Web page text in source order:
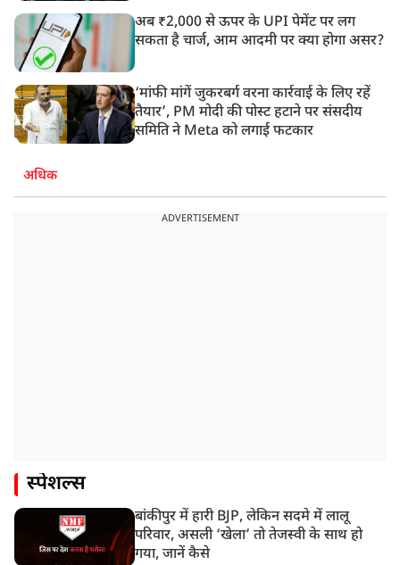
अब ₹2,000 से ऊपर के UPI पेमेंट पर लग
सकता है चार्ज, आम आदमी पर क्या होगा असर?
‘मांफी मांगें जुकरबर्ग वरना कार्रवाई के लिए रहें
तैयार’, PM मोदी की पोस्ट हटाने पर संसदीय
समिति ने Meta को लगाई फटकार
अधिक
ADVERTISEMENT
स्पेशल्स
बांकीपुर में हारी BJP, लेकिन सदमे में लालू
परिवार, असली ‘खेला’ तो तेजस्वी के साथ हो
गया, जानें कैसे